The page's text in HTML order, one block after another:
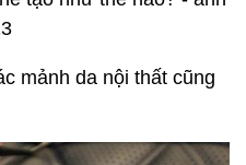
mảnh da nội thất cũng